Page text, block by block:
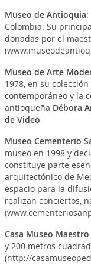
Museo de Antioquia
Colombia. Su
donadas por el
Museo de Arte
1978, en su
contemporáneo y la
antioqueña Débora
de Video
Museo Cementerio
museo en 1998 y
constituye parte
arquitectónico de
espacio para la
realizan conciertos,
Casa Museo
y 200 metros
(http://